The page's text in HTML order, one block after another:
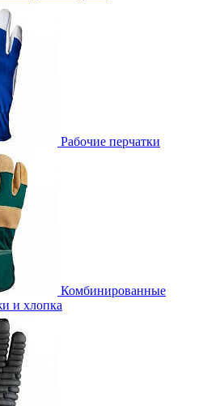
Рабочие перчатки
Комбинированные
и хлопка